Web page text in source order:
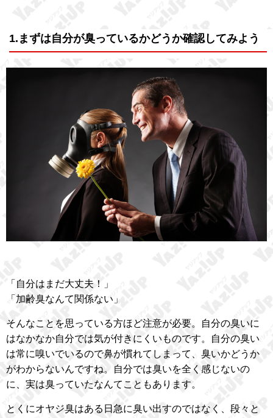
1.まずは自分が臭っているかどうか確認してみよう
「自分はまだ大丈夫！」
「加齢臭なんて関係ない」
そんなことを思っている方ほど注意が必要。自分の臭いに
はなかなか自分では気が付きにくいものです。自分の臭い
は常に嗅いでいるので鼻が慣れてしまって、臭いかどうか
がわからないんですね。自分では臭いを全く感じないの
に、実は臭っていたなんてこともあります。
とくにオヤジ臭はある日急に臭い出すのではなく、段々と